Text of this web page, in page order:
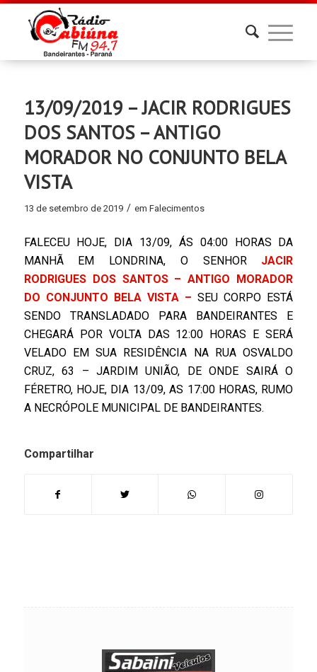
13/09/2019 – JACIR RODRIGUES
DOS SANTOS – ANTIGO
MORADOR NO CONJUNTO BELA
VISTA
13 de setembro de 2019 / em Falecimentos
FALECEU HOJE, DIA 13/09, ÁS 04:00 HORAS DA
MANHÃ EM LONDRINA, O SENHOR JACIR
RODRIGUES DOS SANTOS – ANTIGO MORADOR
DO CONJUNTO BELA VISTA – SEU CORPO ESTÁ
SENDO TRANSLADADO PARA BANDEIRANTES E
CHEGARÁ POR VOLTA DAS 12:00 HORAS E SERÁ
VELADO EM SUA RESIDÊNCIA NA RUA OSVALDO
CRUZ, 63 – JARDIM UNIÃO, DE ONDE SAIRÁ O
FÉRETRO, HOJE, DIA 13/09, AS 17:00 HORAS, RUMO
A NECRÓPOLE MUNICIPAL DE BANDEIRANTES.
Compartilhar